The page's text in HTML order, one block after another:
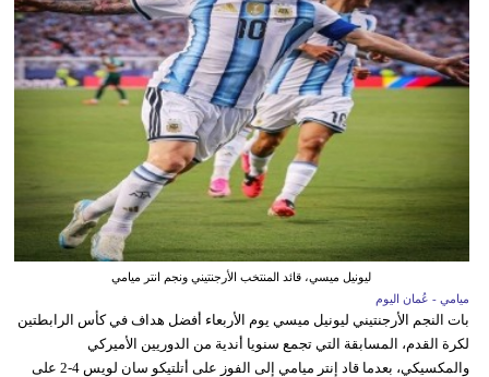
ليونيل ميسي، قائد المنتخب الأرجنتيني ونجم انتر ميامي
ميامي - عُمان اليوم
بات النجم الأرجنتيني ليونيل ميسي يوم الأربعاء أفضل هداف في كأس الرابطتين
لكرة القدم، المسابقة التي تجمع سنويا أندية من الدوريين الأميركي
والمكسيكي، بعدما قاد إنتر ميامي إلى الفوز على أتلتيكو سان لويس 4-2 على